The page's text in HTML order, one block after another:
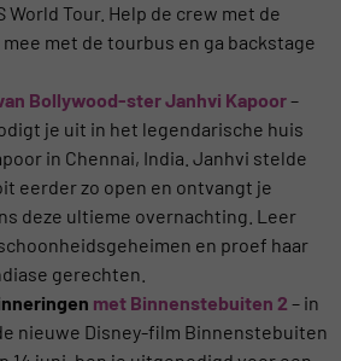
World Tour. Help de crew met de
met de tourbus en ga backstage
Bollywood-ster Janhvi Kapoor–
je uit in het legendarische huis
in Chennai, India. Janhvi stelde
eerder zo open en ontvangt je
deze ultieme overnachting. Leer
en proef haar
gerechten.
met Binnenstebuiten 2 – in
nieuwe Disney-film Binnenstebuiten